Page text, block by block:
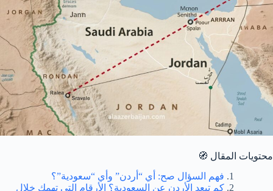
محتويات المقال 🧭
فهم السؤال صح: أي “أردن” وأي “سعودية”؟
كم تبعد الأردن عن السعودية؟ الأرقام التي تهمك خلال